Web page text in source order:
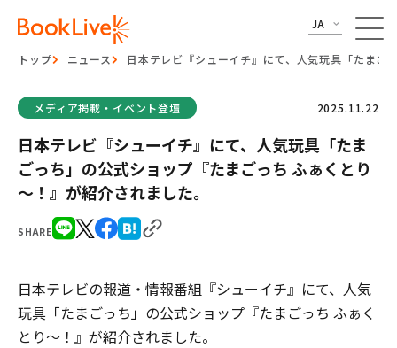
JA
トップ ニュース 日本テレビ『シューイチ』にて、人気玩具「たま
SHARE
メディア掲載・イベント登壇 2025.11.22
日本テレビ『シューイチ』にて、人気玩具「たま
ごっち」の公式ショップ『たまごっち ふぁくとり
～！』が紹介されました。
日本テレビの報道・情報番組『シューイチ』 にて、人気
玩具「たまごっち」の公式ショップ『たまごっち ふぁく
とり～！』が紹介されました。